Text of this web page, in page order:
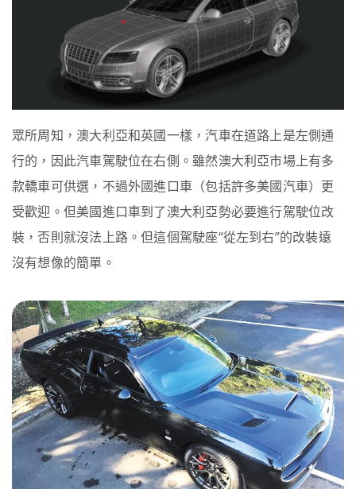
眾所周知，澳大利亞和英國一樣，汽車在道路上是左側通
行的，因此汽車駕駛位在右側。雖然澳大利亞市場上有多
款轎車可供選，不過外國進口車（包括許多美國汽車）更
受歡迎。但美國進口車到了澳大利亞勢必要進行駕駛位改
裝，否則就沒法上路。但這個駕駛座“從左到右”的改裝遠
沒有想像的簡單。